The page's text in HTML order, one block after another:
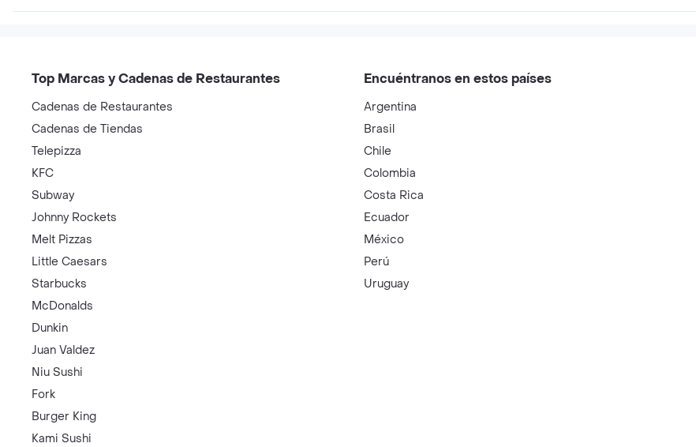
Top Marcas y Cadenas de Restaurantes
Cadenas de Restaurantes
Cadenas de Tiendas
Telepizza
KFC
Subway
Johnny Rockets
Melt Pizzas
Little Caesars
Starbucks
McDonalds
Dunkin
Juan Valdez
Niu Sushi
Fork
Burger King
Kami Sushi
Encuéntranos en estos países
Argentina
Brasil
Chile
Colombia
Costa Rica
Ecuador
México
Perú
Uruguay